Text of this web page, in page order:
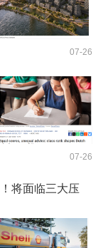
07-26
07-26
将面临三大压